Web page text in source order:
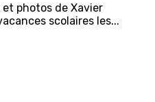
photos de Xavier
scolaires les...